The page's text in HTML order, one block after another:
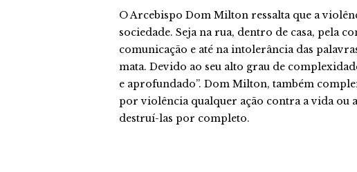
O Arcebispo Dom Milton ressalta que a
sociedade. Seja na rua, dentro de casa, pela
comunicação e até na intolerância das
mata. Devido ao seu alto grau de
e aprofundado”. Dom Milton, também
por violência qualquer ação contra a vida ou
destruí-las por completo.